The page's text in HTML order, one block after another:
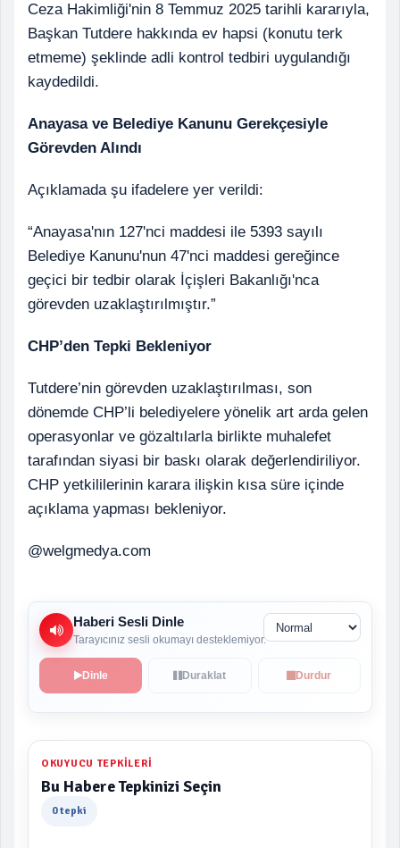
Ceza Hakimliği'nin 8 Temmuz 2025 tarihli kararıyla,
Başkan Tutdere hakkında ev hapsi (konutu terk
etmeme) şeklinde adli kontrol tedbiri uygulandığı
kaydedildi.
Anayasa ve Belediye Kanunu Gerekçesiyle
Görevden Alındı
Açıklamada şu ifadelere yer verildi:
“Anayasa'nın 127'nci maddesi ile 5393 sayılı
Belediye Kanunu'nun 47'nci maddesi gereğince
geçici bir tedbir olarak İçişleri Bakanlığı'nca
görevden uzaklaştırılmıştır.”
CHP’den Tepki Bekleniyor
Tutdere’nin görevden uzaklaştırılması, son
dönemde CHP’li belediyelere yönelik art arda gelen
operasyonlar ve gözaltılarla birlikte muhalefet
tarafından siyasi bir baskı olarak değerlendiriliyor.
CHP yetkililerinin karara ilişkin kısa süre içinde
açıklama yapması bekleniyor.
@welgmedya.com
Haberi Sesli Dinle
Tarayıcınız sesli okumayı desteklemiyor.
Dinle Duraklat Durdur
OKUYUCU TEPKILERI
Bu Habere Tepkinizi Seçin
0 tepki